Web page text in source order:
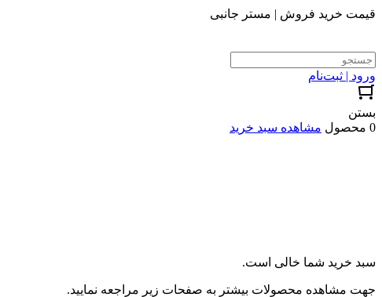
قیمت خرید فروش | مستر جانبی
ورود | ثبت‌نام
بستن
0 محصول
مشاهده سبد خرید
سبد خرید شما خالی است.
جهت مشاهده محصولات بیشتر به صفحات زیر مراجعه نمایید.